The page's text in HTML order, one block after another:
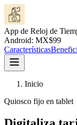
App de Reloj de
Android: MX$99
Características
Inicio
Quiosco fijo en tablet